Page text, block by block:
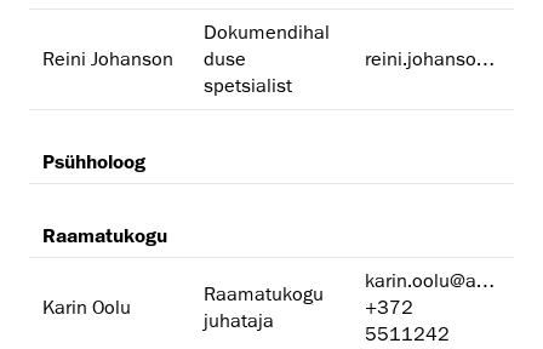
Reini Johanson
Dokumendihal
duse
spetsialist
reini.johanson@artun.ee
Psühholoog
Raamatukogu
Karin Oolu
Raamatukogu
juhataja
karin.oolu@artun.ee
+372
5511242